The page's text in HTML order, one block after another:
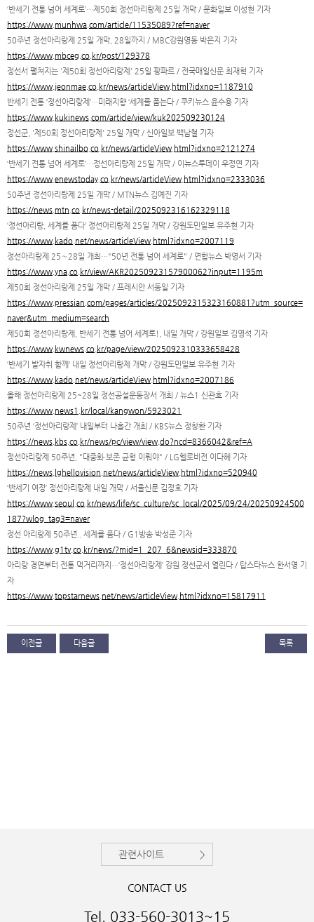
‘반세기 전통 넘어 세계로’…제50회 정선아리랑제 25일 개막 / 문화일보 이성현 기자
https://www.munhwa.com/article/11535089?ref=naver
50주년 정선아리랑제 25일 개막, 28일까지 / MBC강원영동 박은지 기자
https://www.mbceg.co.kr/post/129378
정선서 펼쳐지는 '제50회 정선아리랑제' 25일 팡파르 / 전국매일신문 최재혁 기자
https://www.jeonmae.co.kr/news/articleView.html?idxno=1187910
반세기 전통 ‘정선아리랑제’…미래지향 ‘세계를 품는다 / 쿠키뉴스 윤수용 기자
https://www.kukinews.com/article/view/kuk202509230124
정선군, '제50회 정선아리랑제' 25일 개막 / 신아일보 백남철 기자
https://www.shinailbo.co.kr/news/articleView.html?idxno=2121274
‘반세기 전통 넘어 세계로’…정선아리랑제 25일 개막 / 이뉴스투데이 우정연 기자
https://www.enewstoday.co.kr/news/articleView.html?idxno=2333036
50주년 정선아리랑제 25일 개막 / MTN뉴스 김예진 기자
https://news.mtn.co.kr/news-detail/2025092316162329118
‘정선아리랑, 세계를 품다’ 정선아리랑제 25일 개막 / 강원도민일보 유주현 기자
https://www.kado.net/news/articleView.html?idxno=2007119
정선아리랑제 25∼28일 개최…"50년 전통 넘어 세계로" / 연합뉴스 박영서 기자
https://www.yna.co.kr/view/AKR20250923157900062?input=1195m
제50회 정선아리랑제 25일 개막 / 프레시안 서동일 기자
https://www.pressian.com/pages/articles/2025092315323160881?utm_source=
naver&utm_medium=search
제50회 정선아리랑제, 반세기 전통 넘어 세계로!, 내일 개막 / 강원일보 김영석 기자
https://www.kwnews.co.kr/page/view/2025092310333658428
‘반세기 발자취 함께’ 내일 정선아리랑제 개막 / 강원도민일보 유주현 기자
https://www.kado.net/news/articleView.html?idxno=2007186
올해 정선아리랑제 25~28일 정선공설운동장서 개최 / 뉴스1 신관호 기자
https://www.news1.kr/local/kangwon/5923021
50주년 ‘정선아리랑제’ 내일부터 나흘간 개최 / KBS뉴스 정창환 기자
https://news.kbs.co.kr/news/pc/view/view.do?ncd=8366042&ref=A
정선아리랑제 50주년, "대중화·보존 균형 이뤄야" / LG헬로비전 이다혜 기자
https://news.lghellovision.net/news/articleView.html?idxno=520940
‘반세기 여정’ 정선아리랑제 내일 개막 / 서울신문 김정호 기자
https://www.seoul.co.kr/news/life/sc_culture/sc_local/2025/09/24/20250924500
187?wlog_tag3=naver
정선 아리랑제 50주년.. 세계를 품다 / G1방송 박성준 기자
https://www.g1tv.co.kr/news/?mid=1_207_6&newsid=333870
아리랑 경연부터 전통 먹거리까지…‘정선아리랑제’ 강원 정선군서 열린다 / 탑스타뉴스 한서영 기
자
https://www.topstarnews.net/news/articleView.html?idxno=15817911
이전글 다음글 목록
관련사이트
CONTACT US
Tel. 033-560-3013~15